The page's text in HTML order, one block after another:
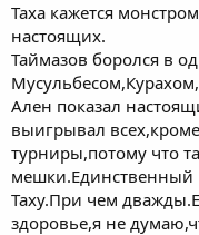
Таха кажется
настоящих.
Таймазов боролся в
Ален показал
выигрывал
турниры,потому что
Таху.При чем
здоровье,я не